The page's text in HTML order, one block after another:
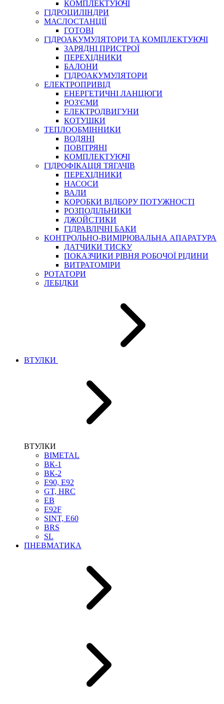
СПЕЦІАЛЬНІ
ГЕРМЕТИКИ
КЛЕЇ, ЦЕМЕНТИ, ЕПОКСИДКИ
РЕМОНТ ГІДРОЦИЛІНДРІВ
БОРЕКС, ЕО
КОМПЛЕКТУЮЧІ
ГІДРОЦИЛІНДРИ
МАСЛОСТАНЦІЇ
ГОТОВІ
ГІДРОАКУМУЛЯТОРИ ТА КОМПЛЕКТУЮЧІ
ЗАРЯДНІ ПРИСТРОЇ
ПЕРЕХІДНИКИ
БАЛОНИ
ГІДРОАКУМУЛЯТОРИ
ЕЛЕКТРОПРИВІД
ЕНЕРГЕТИЧНІ ЛАНЦЮГИ
РОЗ'ЄМИ
ЕЛЕКТРОДВИГУНИ
КОТУШКИ
ТЕПЛООБМІННИКИ
ВОДЯНІ
ПОВІТРЯНІ
КОМПЛЕКТУЮЧІ
ГІДРОФІКАЦІЯ ТЯГАЧІВ
ПЕРЕХІДНИКИ
НАСОСИ
ВАЛИ
КОРОБКИ ВІДБОРУ ПОТУЖНОСТІ
РОЗПОДІЛЬНИКИ
ДЖОЙСТИКИ
ГІДРАВЛІЧНІ БАКИ
КОНТРОЛЬНО-ВИМІРЮВАЛЬНА АПАРАТУРА
ДАТЧИКИ ТИСКУ
ПОКАЗЧИКИ РІВНЯ РОБОЧОЇ РІДИНИ
ВИТРАТОМІРИ
РОТАТОРИ
ЛЕБІДКИ
ВТУЛКИ
ВТУЛКИ
BIMETAL
ВК-1
ВК-2
Е90, E92
GT, HRC
EB
Е92F
SINT, E60
BRS
SL
ПНЕВМАТИКА